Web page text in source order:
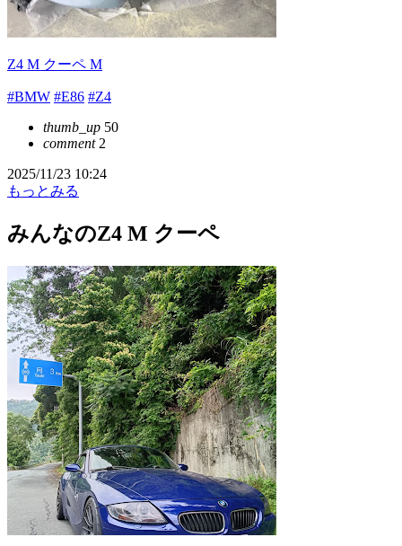
Z4 M クーペ M
#BMW #E86 #Z4
thumb_up 50
comment2
2025/11/23 10:24
もっとみる
みんなのZ4 M クーペ